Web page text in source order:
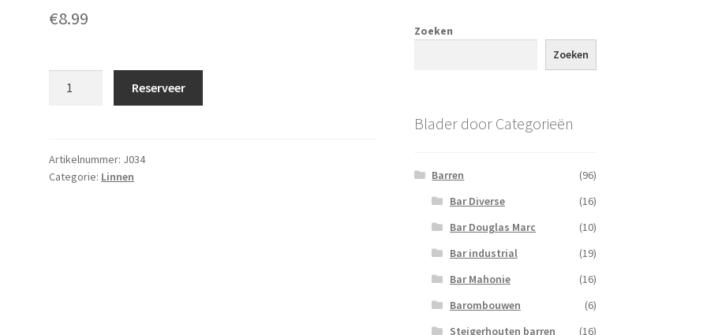
€8.99
Reserveer
Artikelnummer: J034
Categorie: Linnen
Zoeken
Zoeken
Blader door Categorieën
Barren
(96)
Bar Diverse
(16)
Bar Douglas Marc
(10)
Bar industrial
(19)
Bar Mahonie
(16)
Barombouwen
(6)
Steigerhouten barren
(16)